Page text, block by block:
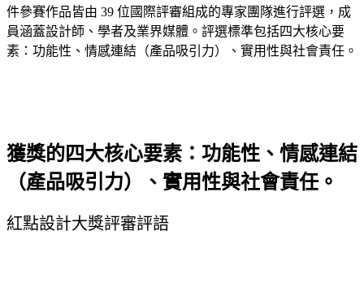
件參賽作品皆由 39 位國際評審組成的專家團隊進行評選，成
員涵蓋設計師、學者及業界媒體。評選標準包括四大核心要
素：功能性、情感連結（產品吸引力）、實用性與社會責任。
獲獎的四大核心要素：功能性、情感連結
（產品吸引力）、實用性與社會責任。
紅點設計大獎評審評語